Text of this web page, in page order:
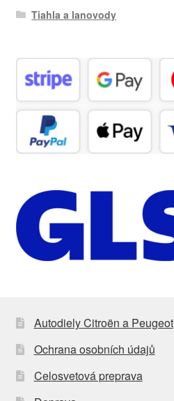
Tiahla a lanovody
Autodiely Citroën a Peugeot
Ochrana osobních údajů
Celosvetová preprava